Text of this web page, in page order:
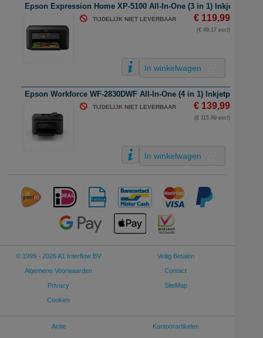
Epson Expression Home XP-5100 All-In-One (3 in 1) Inkjetprinter
TIJDELIJK NIET LEVERBAAR € 119,99
(€ 99,17 excl)
In winkelwagen
Epson Workforce WF-2830DWF All-In-One (4 in 1) Inkjetprinter |
TIJDELIJK NIET LEVERBAAR € 139,99
(€ 115,69 excl)
In winkelwagen
© 1999 - 2026 A1 Interflow BV
Algemene Voorwaarden
Privacy
Cookies
Veilig Betalen
Contact
SiteMap
Actie Kantoorartikelen